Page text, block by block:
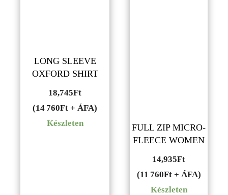
LONG SLEEVE
OXFORD SHIRT
18,745Ft
(14 760Ft + ÁFA)
Készleten
FULL ZIP MICRO-
FLEECE WOMEN
14,935Ft
(11 760Ft + ÁFA)
Készleten